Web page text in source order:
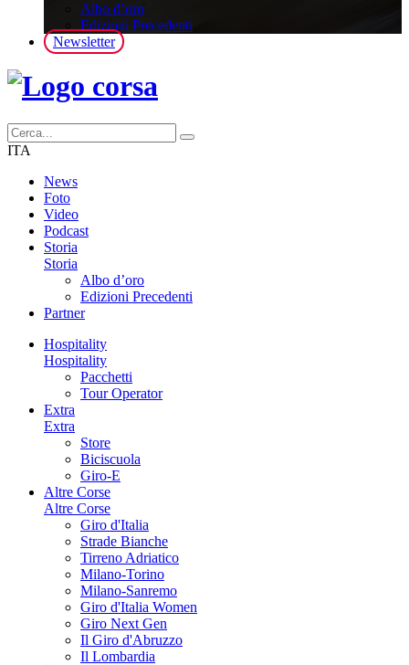
Albo d’oro
Edizioni Precedenti
Newsletter
ITA
News
Foto
Video
Podcast
Storia
Storia
Albo d’oro
Edizioni Precedenti
Partner
Hospitality
Hospitality
Pacchetti
Tour Operator
Extra
Extra
Store
Biciscuola
Giro-E
Altre Corse
Altre Corse
Giro d'Italia
Strade Bianche
Tirreno Adriatico
Milano-Torino
Milano-Sanremo
Giro d'Italia Women
Giro Next Gen
Il Giro d'Abruzzo
Il Lombardia